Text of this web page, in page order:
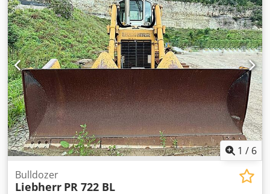
aproximadamente 52050 mm/1900 mm/1850 mm, peso:
aproximadamente 10000 kg. Es posible realizar una
inspección en las instalaciones. Cedpfozf Ncvox Af Derf
1 / 6
Bulldozer
Liebherr PR 722 BL